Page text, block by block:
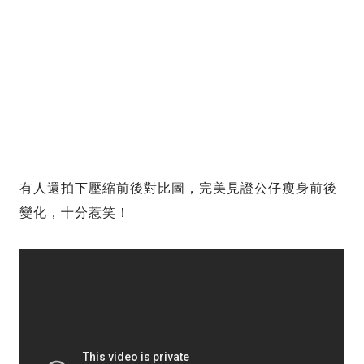
有人還拍下壓縮前後對比圖，完美見證公仔瘦身前後
變化，十分惹笑！